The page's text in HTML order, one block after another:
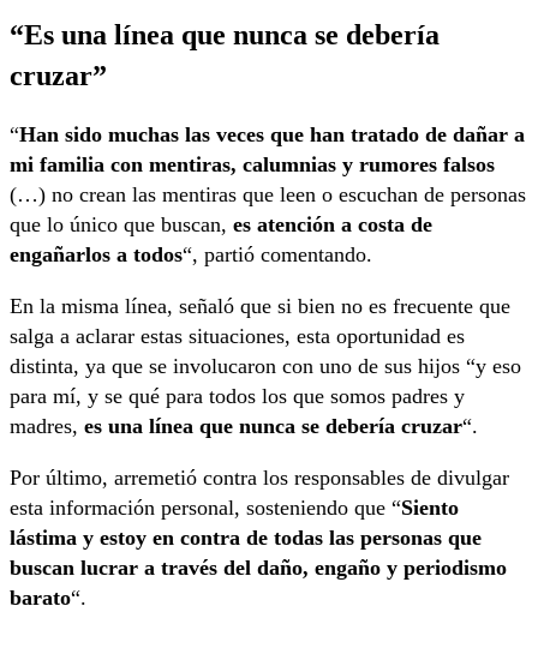
“Es una línea que nunca se debería
cruzar”
“Han sido muchas las veces que han tratado de dañar a
mi familia con mentiras, calumnias y rumores falsos
(…) no crean las mentiras que leen o escuchan de personas
que lo único que buscan, es atención a costa de
engañarlos a todos“, partió comentando.
En la misma línea, señaló que si bien no es frecuente que
salga a aclarar estas situaciones, esta oportunidad es
distinta, ya que se involucaron con uno de sus hijos “y eso
para mí, y se qué para todos los que somos padres y
madres, es una línea que nunca se debería cruzar“.
Por último, arremetió contra los responsables de divulgar
esta información personal, sosteniendo que “Siento
lástima y estoy en contra de todas las personas que
buscan lucrar a través del daño, engaño y periodismo
barato“.